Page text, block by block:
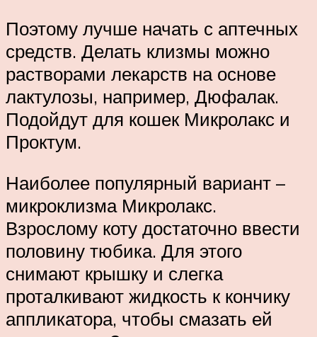
Поэтому лучше начать с аптечных
средств. Делать клизмы можно
растворами лекарств на основе
лактулозы, например, Дюфалак.
Подойдут для кошек Микролакс и
Проктум.
Наиболее популярный вариант –
микроклизма Микролакс.
Взрослому коту достаточно ввести
половину тюбика. Для этого
снимают крышку и слегка
проталкивают жидкость к кончику
аппликатора, чтобы смазать ей